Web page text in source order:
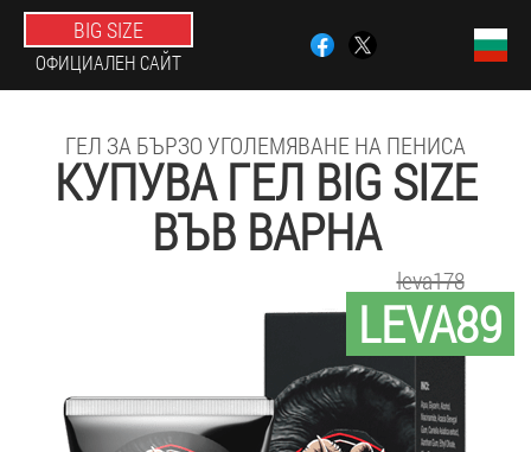
BIG SIZE
ОФИЦИАЛЕН САЙТ
ГЕЛ ЗА БЪРЗО УГОЛЕМЯВАНЕ НА ПЕНИСА
КУПУВА ГЕЛ BIG SIZE
ВЪВ ВАРНА
LEVA89
leva178